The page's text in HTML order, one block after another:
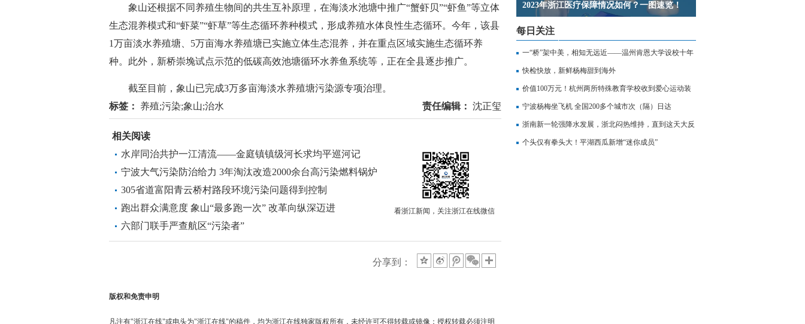
象山还根据不同养殖生物间的共生互补原理，在海淡水池塘中推广“蟹虾贝”“虾鱼”等立体
生态混养模式和“虾菜”“虾草”等生态循环养种模式，形成养殖水体良性生态循环。今年，该县
1万亩淡水养殖塘、5万亩海水养殖塘已实施立体生态混养，并在重点区域实施生态循环养
种。此外，新桥崇堍试点示范的低碳高效池塘循环水养鱼系统等，正在全县逐步推广。
截至目前，象山已完成3万多亩海淡水养殖塘污染源专项治理。
标签：
养殖;污染;象山;治水 责任编辑： 沈正玺
看浙江新闻，关注浙江在线微信
相关阅读
水岸同治共护一江清流——金庭镇镇级河长求均平巡河记
宁波大气污染防治给力 3年淘汰改造2000余台高污染燃料锅炉
305省道富阳青云桥村路段环境污染问题得到控制
跑出群众满意度 象山“最多跑一次” 改革向纵深迈进
六部门联手严查航区“污染者”
分享到：
版权和免责申明
凡注有"浙江在线"或电头为"浙江在线"的稿件，均为浙江在线独家版权所有，未经许可不得转载或镜像；授权转载必须注明
2023年浙江医疗保障情况如何？一图速览！
每日关注
一“桥”架中美，相知无远近——温州肯恩大学设校十年
记
快检快放，新鲜杨梅甜到海外
价值100万元！杭州两所特殊教育学校收到爱心运动装
备
宁波杨梅坐飞机 全国200多个城市次（隔）日达
浙南新一轮强降水发展，浙北闷热维持，直到这天大反
转
个头仅有拳头大！平湖西瓜新增“迷你成员”